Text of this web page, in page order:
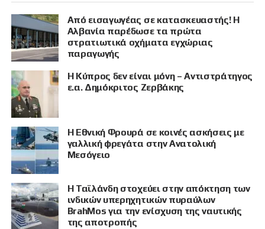
Από εισαγωγέας σε κατασκευαστής! Η
Αλβανία παρέδωσε τα πρώτα
στρατιωτικά οχήματα εγχώριας
παραγωγής
Η Κύπρος δεν είναι μόνη – Αντιστράτηγος
ε.α. Δημόκριτος Ζερβάκης
Η Εθνική Φρουρά σε κοινές ασκήσεις με
γαλλική φρεγάτα στην Ανατολική
Μεσόγειο
Η Ταϊλάνδη στοχεύει στην απόκτηση των
ινδικών υπερηχητικών πυραύλων
BrahMos για την ενίσχυση της ναυτικής
της αποτροπής